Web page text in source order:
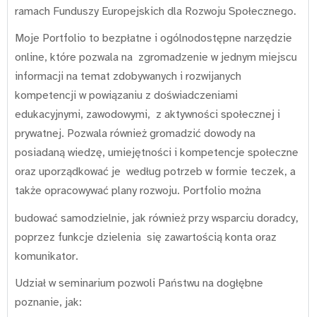
ramach Funduszy Europejskich dla Rozwoju Społecznego.
Moje Portfolio to bezpłatne i ogólnodostępne narzędzie
online, które pozwala na zgromadzenie w jednym miejscu
informacji na temat zdobywanych i rozwijanych
kompetencji w powiązaniu z doświadczeniami
edukacyjnymi, zawodowymi, z aktywności społecznej i
prywatnej. Pozwala również gromadzić dowody na
posiadaną wiedzę, umiejętności i kompetencje społeczne
oraz uporządkować je według potrzeb w formie teczek, a
także opracowywać plany rozwoju. Portfolio można
budować samodzielnie, jak również przy wsparciu doradcy,
poprzez funkcje dzielenia się zawartością konta oraz
komunikator.
Udział w seminarium pozwoli Państwu na dogłębne
poznanie, jak: